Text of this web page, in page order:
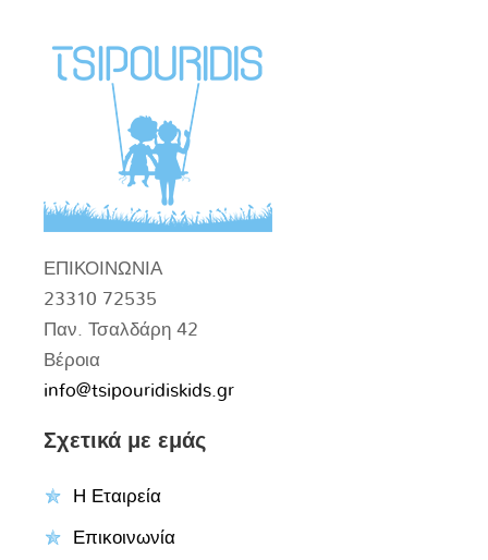
ΕΠΙΚΟΙΝΩΝΙΑ
23310 72535
Παν. Τσαλδάρη 42
Βέροια
info@tsipouridiskids.gr
Σχετικά με εμάς
Η Εταιρεία
Επικοινωνία